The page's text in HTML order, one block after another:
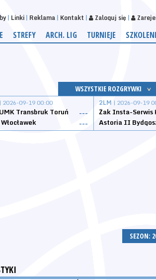
Linki Reklama Kontakt Zaloguj się
STREFY ARCH. LIG TURNIEJE
WSZYSTKIE ROZGRYWKI
| 2026-09-19 00:00
Transbruk Toruń
---
---
2LM | 2026-09-19
Żak Insta-Serwis
Astoria II
SEZON: